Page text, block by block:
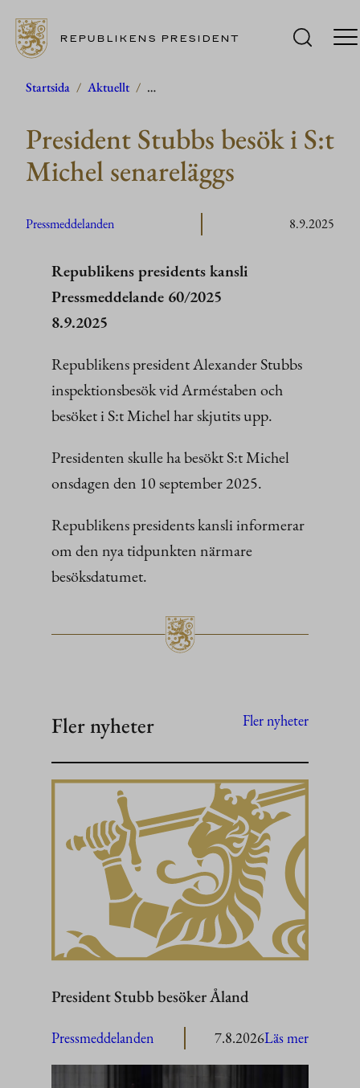
Hoppa
innehåll
REPUBLIKENS PRESIDENT
Startsida / Aktuellt / …
President Stubbs besök i S:t
Michel senareläggs
Pressmeddelanden 8.9.2025
Republikens presidents kansli
Pressmeddelande 60/2025
8.9.2025
Republikens president Alexander Stubbs
inspektionsbesök vid Arméstaben och
besöket i S:t Michel har skjutits upp.
Presidenten skulle ha besökt S:t Michel
onsdagen den 10 september 2025.
Republikens presidents kansli informerar
om den nya tidpunkten närmare
besöksdatumet.
Fler nyheter Fler nyheter
President Stubb besöker Åland
Pressmeddelanden 7.8.2026Läs mer: